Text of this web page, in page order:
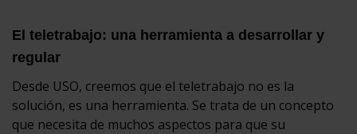
El teletrabajo: una herramienta a desarrollar y
regular
Desde USO, creemos que el teletrabajo no es la
solución, es una herramienta. Se trata de un concepto
que necesita de muchos aspectos para que su